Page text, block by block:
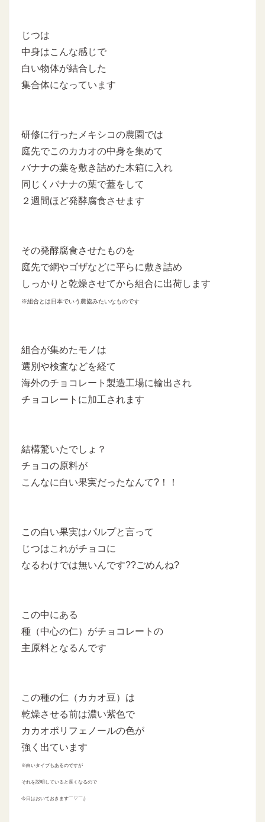
じつは
中身はこんな感じで
白い物体が結合した
集合体になっています
研修に行ったメキシコの農園では
庭先でこのカカオの中身を集めて
バナナの葉を敷き詰めた木箱に入れ
同じくバナナの葉で蓋をして
２週間ほど発酵腐食させます
その発酵腐食させたものを
庭先で網やゴザなどに平らに敷き詰め
しっかりと乾燥させてから組合に出荷します
※組合とは日本でいう農協みたいなものです
組合が集めたモノは
選別や検査などを経て
海外のチョコレート製造工場に輸出され
チョコレートに加工されます
結構驚いたでしょ？
チョコの原料が
こんなに白い果実だったなんて?！！
この白い果実はパルプと言って
じつはこれがチョコに
なるわけでは無いんです??ごめんね?
この中にある
種（中心の仁）がチョコレートの
主原料となるんです
この種の仁（カカオ豆）は
乾燥させる前は濃い紫色で
カカオポリフェノールの色が
強く出ています
※白いタイプもあるのですが
それを説明していると長くなるので
今日はおいておきます￣▽￣;)